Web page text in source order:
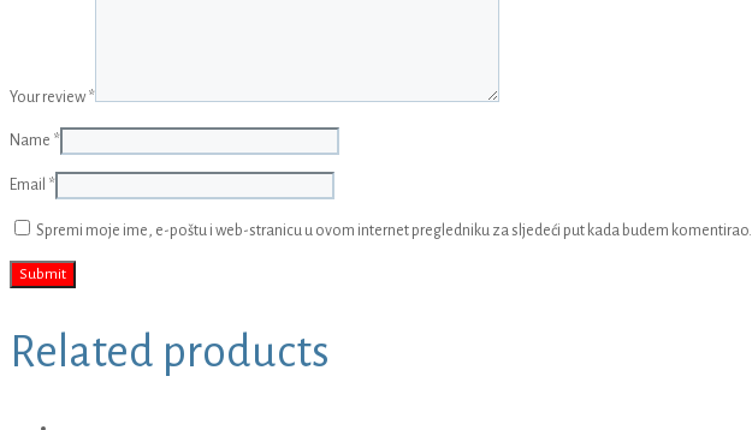
Your review*
Name *
Email *
Spremi moje ime, e-poštu i web-stranicu u ovom internet pregledniku za sljedeći put kada budem komentirao.
Related products